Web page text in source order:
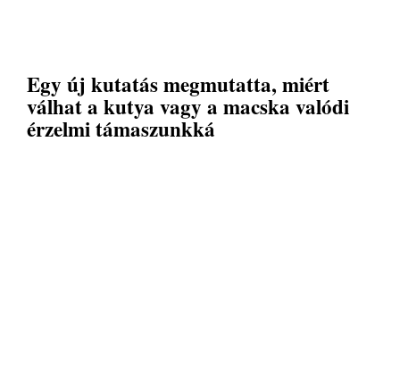
Egy új kutatás megmutatta, miért
válhat a kutya vagy a macska valódi
érzelmi támaszunkká